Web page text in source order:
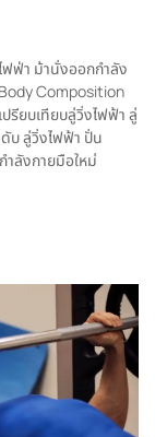
ฟฟ่า ม้านั่งออกกำลัง
Body Composition
เปรียบเทียบลู่วิ่งไฟฟ้า ลู่
บ ลู่วิ่งไฟฟ้า ปั่น
ำลังกายมือใหม่